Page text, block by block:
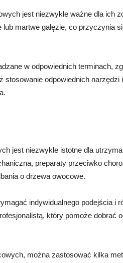
jest niezwykle ważne dla ich
martwe gałęzie, co przyczynia
w odpowiednich terminach,
stosowanie odpowiednich
jest niezwykle istotne dla
preparaty przeciwko
o drzewa owocowe.
indywidualnego podejścia i
który pomoże dobrać
można zastosować kilka